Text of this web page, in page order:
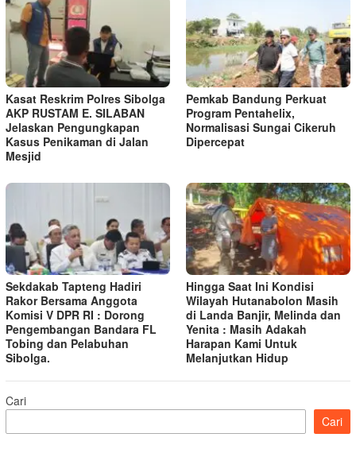
Kasat Reskrim Polres Sibolga
AKP RUSTAM E. SILABAN
Jelaskan Pengungkapan
Kasus Penikaman di Jalan
Mesjid
Pemkab Bandung Perkuat
Program Pentahelix,
Normalisasi Sungai Cikeruh
Dipercepat
Sekdakab Tapteng Hadiri
Rakor Bersama Anggota
Komisi V DPR RI : Dorong
Pengembangan Bandara FL
Tobing dan Pelabuhan
Sibolga.
Hingga Saat Ini Kondisi
Wilayah Hutanabolon Masih
di Landa Banjir, Melinda dan
Yenita : Masih Adakah
Harapan Kami Untuk
Melanjutkan Hidup
Cari
Cari